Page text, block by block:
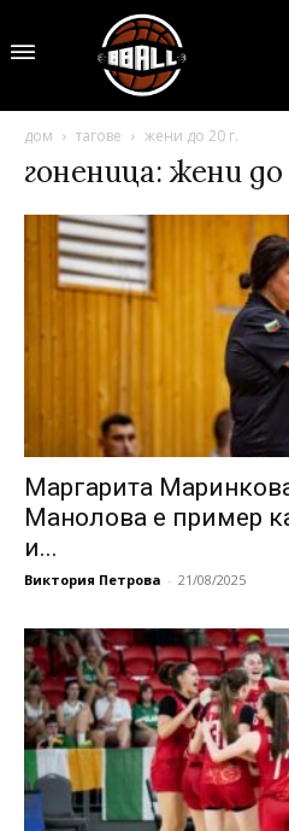
дом тагове жени до 20 г.
гоненица: жени до
Маргарита
Манолова е пример
и...
Виктория Петрова - 21/08/2025